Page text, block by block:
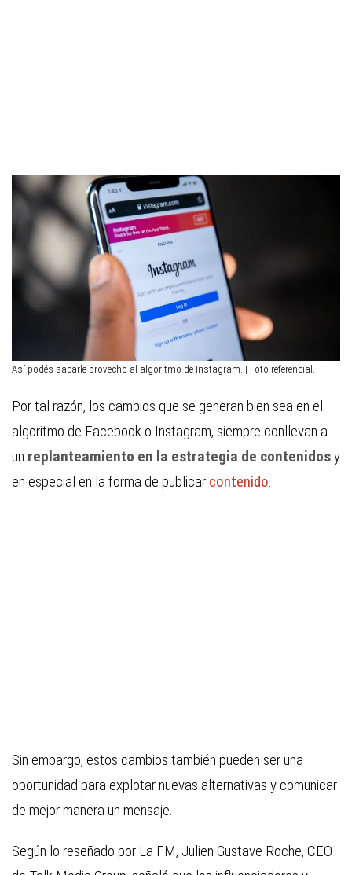
Así podés sacarle provecho al algoritmo de Instagram. | Foto referencial.
Por tal razón, los cambios que se generan bien sea en el
algoritmo de Facebook o Instagram, siempre conllevan a
un replanteamiento en la estrategia de contenidosy
en especial en la forma de publicar contenido
Sin embargo, estos cambios también pueden ser una
oportunidad para explotar nuevas alternativas y comunicar
de mejor manera un mensaje.
Según lo reseñado por La FM, Julien Gustave Roche, CEO